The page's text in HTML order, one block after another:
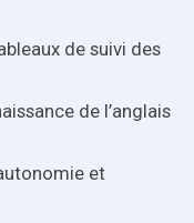
de suivi des
de l’anglais
et